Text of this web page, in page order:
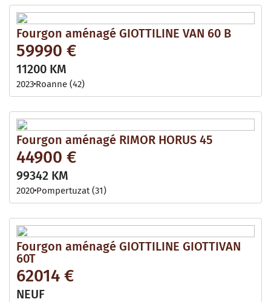
Fourgon aménagé GIOTTILINE VAN 60 B
59990 €
11200 KM
2023 Roanne (42)
Fourgon aménagé RIMOR HORUS 45
44900 €
99342 KM
2020 Pompertuzat (31)
Fourgon aménagé GIOTTILINE GIOTTIVAN
60T
62014 €
NEUF